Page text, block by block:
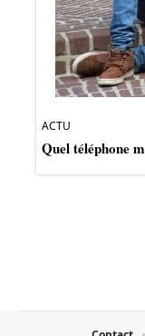
ACTU
Quel téléphone